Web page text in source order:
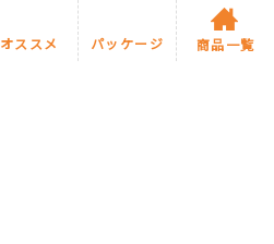
～
オススメ パッケージ 商品一覧